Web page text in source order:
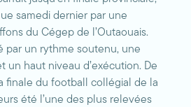
samedi dernier par une
du Cégep de l’Outaouais.
par un rythme soutenu, une
un haut niveau d’exécution. De
finale du football collégial de la
été l’une des plus relevées